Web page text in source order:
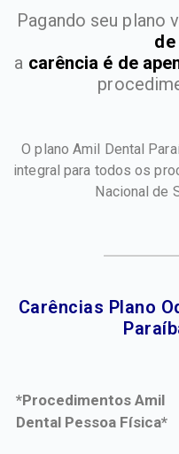
Pagando seu plano
a carência é de
O plano Amil Dental
integral para todos os
Nacional de
Carências Plano
*Procedimentos Amil
Dental Pessoa Física*